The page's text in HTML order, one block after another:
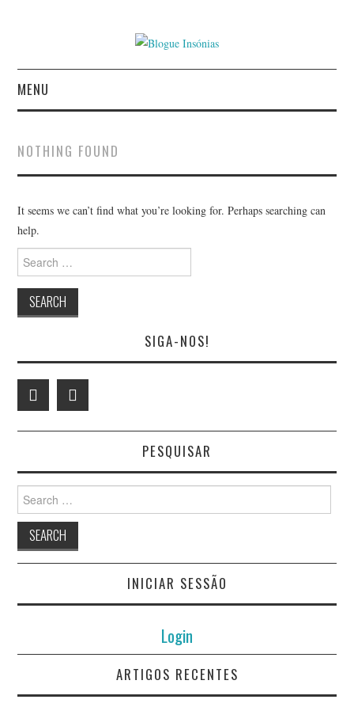
MENU
AUTORES
CONTACTO
POLÍTICA DE
PRIVACIDADE
NOTHING FOUND
It seems we can’t find what you’re looking for. Perhaps searching can
help.
Search
for:
SIGA-NOS!
PESQUISAR
Search
for:
INICIAR SESSÃO
Login
ARTIGOS RECENTES